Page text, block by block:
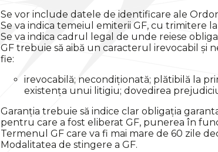
Se vor include datele de identificare ale
Se va indica temeiul emiterii GF, cu trimitere
Se va indica cadrul legal de unde reiese
GF trebuie să aibă un caracterul irevocabil și
fie:
irevocabilă; necondiționată; plătibilă la
existența unui litigiu; dovedirea
Garanția trebuie să indice clar obligația
pentru care a fost eliberat GF, punerea în
Termenul GF care va fi mai mare de 60 zile
Modalitatea de stingere a GF.